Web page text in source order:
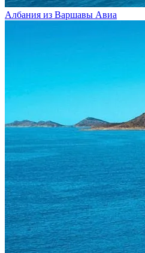
Албания из Варшавы Авиа